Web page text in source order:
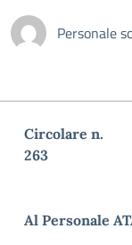
Personale
Circolare n.
Al Personale